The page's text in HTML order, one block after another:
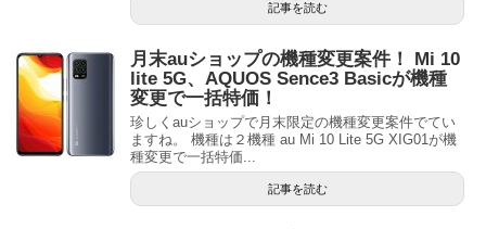
記事を読む
月末auショップの機種変更案件！ Mi 10
lite 5G、AQUOS Sence3 Basicが機種
変更で一括特価！
珍しくauショップで月末限定の機種変更案件でてい
ますね。 機種は２機種 au Mi 10 Lite 5G XIG01が機
種変更で一括特価...
記事を読む